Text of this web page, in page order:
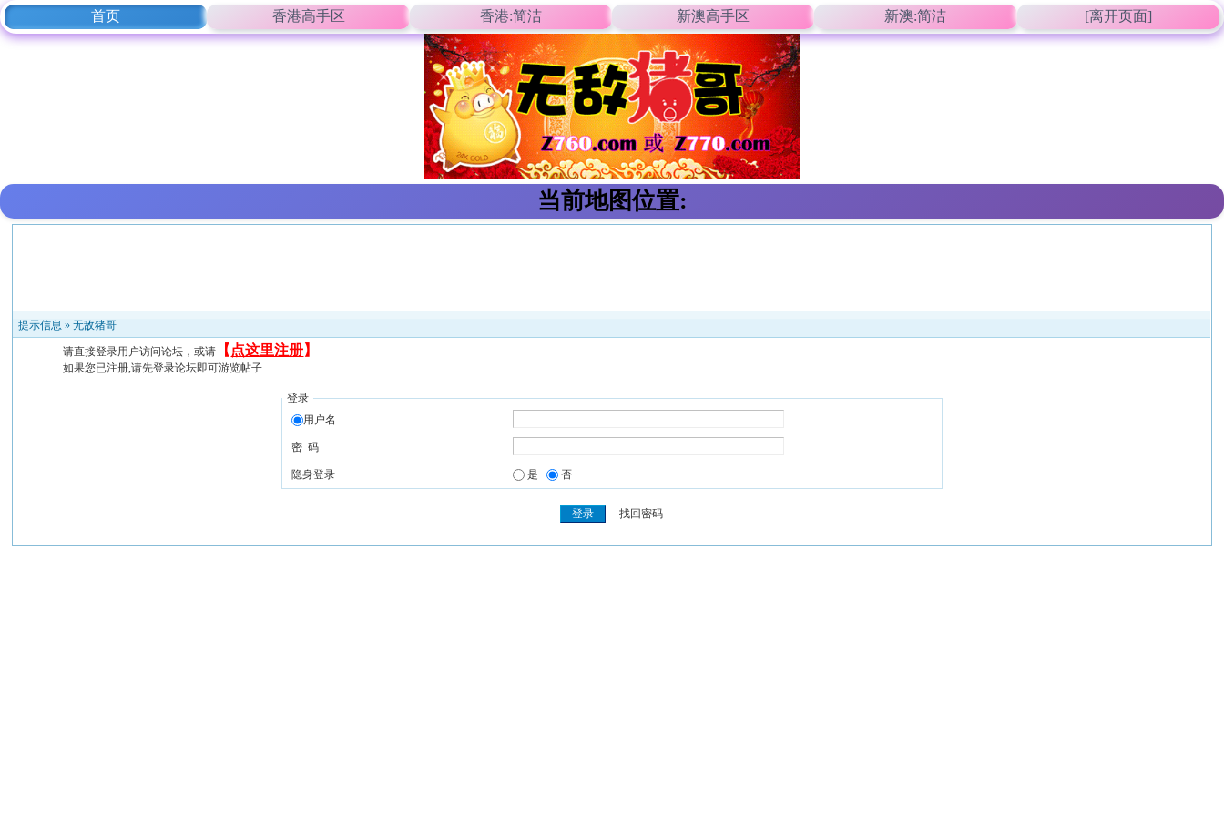
首页 香港高手区 香港:简洁 新澳高手区 新澳:简洁 [离开页面]
当前地图位置:
提示信息 »无敌猪哥
请直接登录用户访问论坛，或请 【 点这里注册】
如果您已注册,请先登录论坛即可游览帖子
登录
用户名
密 码
隐身登录 是 否
找回密码